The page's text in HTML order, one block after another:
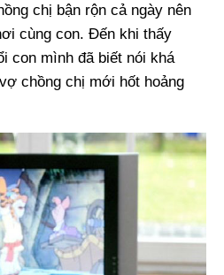
chị bận rộn cả ngày nên
cùng con. Đến khi thấy
con mình đã biết nói khá
chồng chị mới hốt hoảng